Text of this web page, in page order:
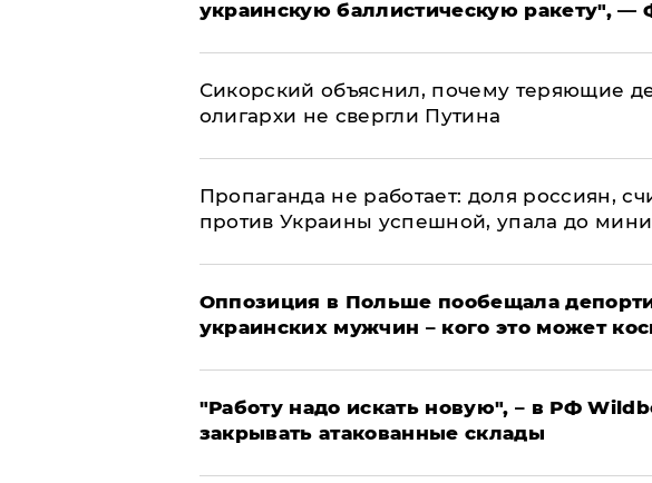
украинскую баллистическую ракету", —
Сикорский объяснил, почему теряющие
олигархи не свергли Путина
​Пропаганда не работает: доля россиян,
против Украины успешной, упала до
Оппозиция в Польше пообещала
украинских мужчин – кого это может
"Работу надо искать новую", – в РФ
закрывать атакованные склады